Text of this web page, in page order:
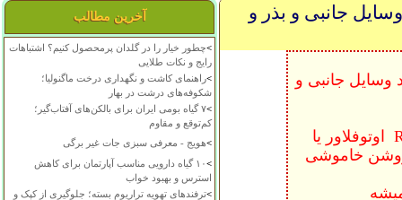
آخرین مطالب
>چطور خیار را در گلدان پرمحصول کنیم؟ اشتباهات
رایج و نکات طلایی
>راهنمای کاشت و نگهداری درخت ماگنولیا؛
شکوفه‌های درشت در بهار
>
۷ گیاه بومی ایران برای بالکن‌های آفتاب‌گیر؛
کم‌توقع و مقاوم
>هویج - معرفی سبزی جات غیر برگی
>
۱۰ گیاه دارویی مناسب آپارتمان برای کاهش
استرس و بهبود خواب
>ترفندهای تهویه تراریوم بسته؛ جلوگیری از کپک و
جانبی و بذر و
وسایل جانبی و
بذر اورجینال FEMENAYZ ; AUTOFLOWER و ;REGULAR اوتوفلاور یا
روشن خاموشی